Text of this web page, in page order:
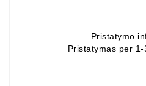
Pristatymo
Pristatymas per